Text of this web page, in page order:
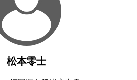
松本零士